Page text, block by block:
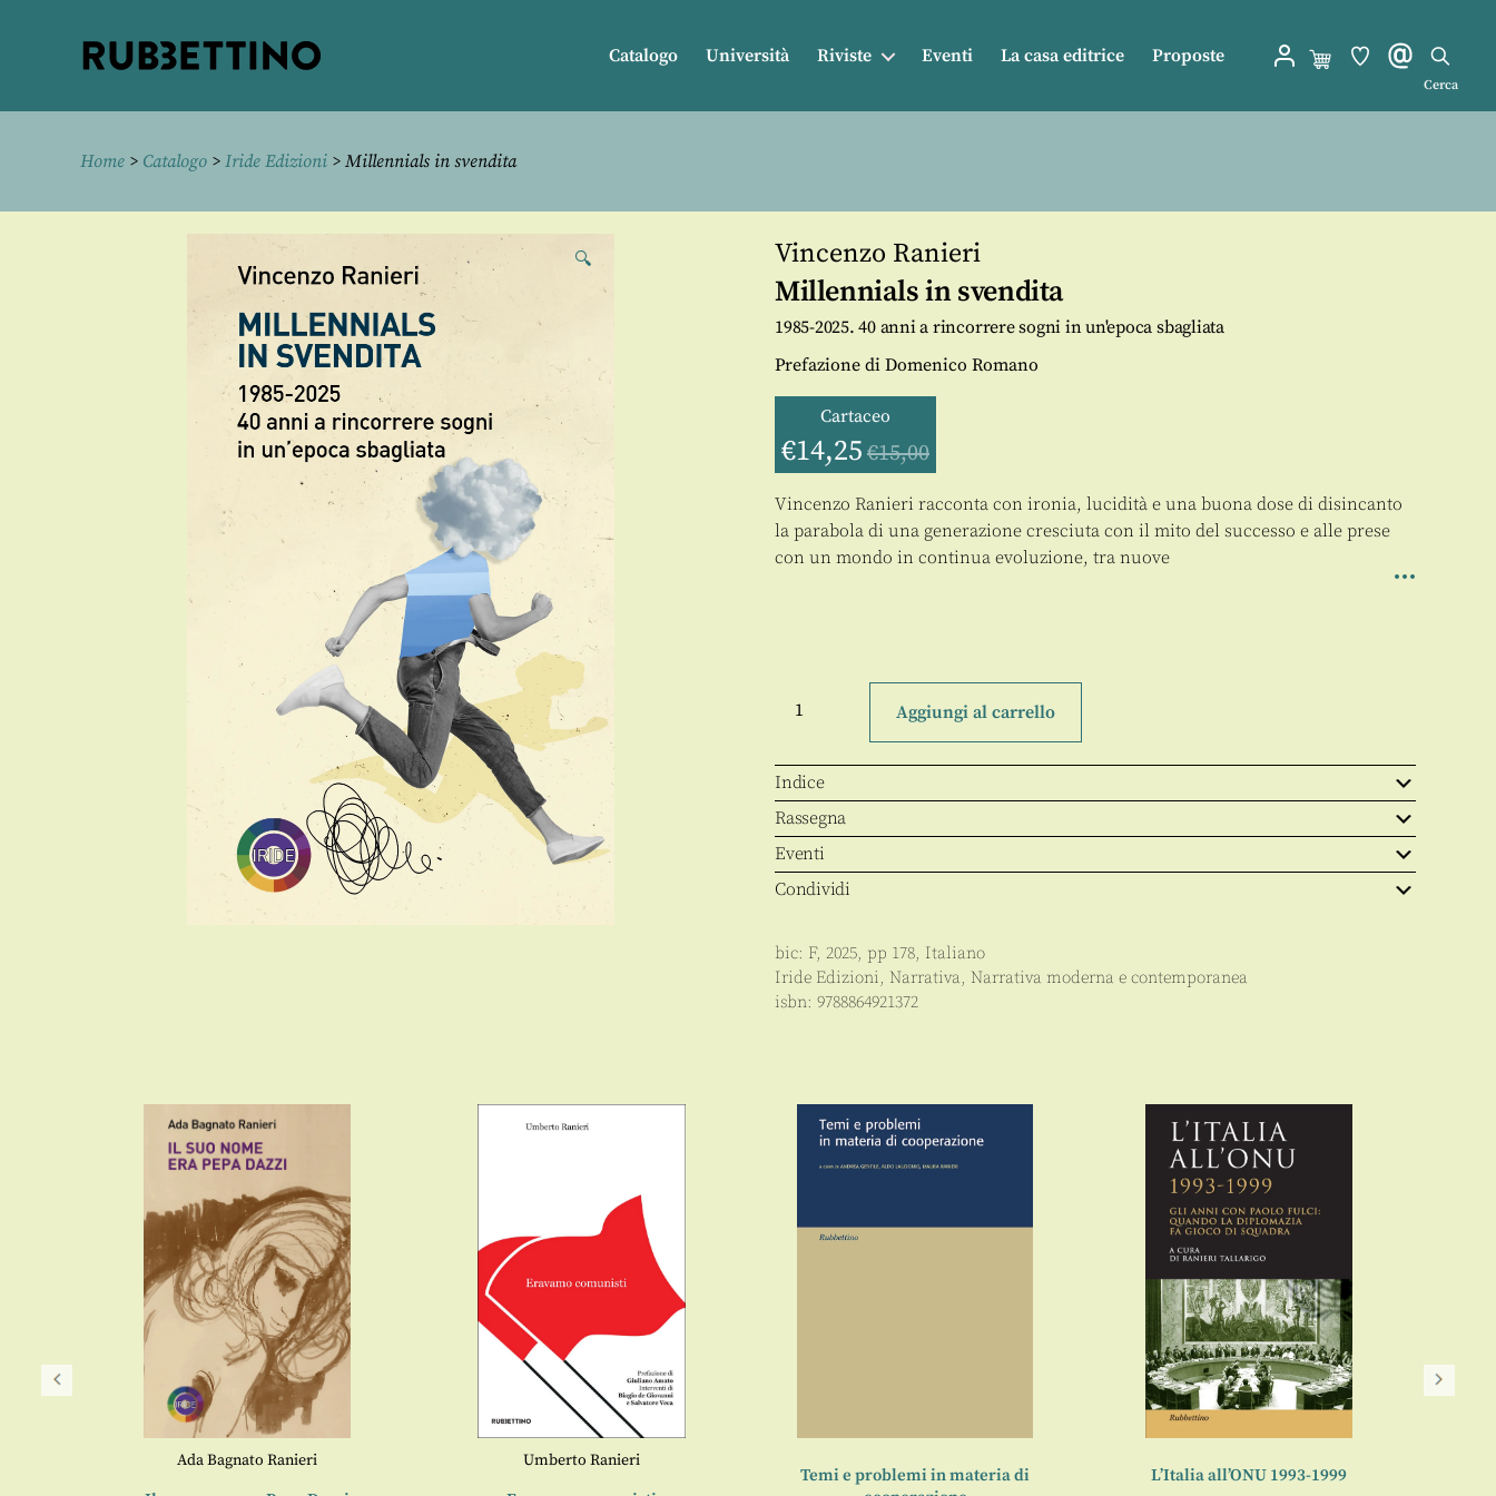
Catalogo Università Riviste Eventi La casa editrice Proposte
Cerca
Home > Catalogo > Iride Edizioni > Millennials in svendita
🔍 Vincenzo Ranieri
Millennials in svendita
1985-2025. 40 anni a rincorrere sogni in un'epoca sbagliata
Prefazione di Domenico Romano
Cartaceo
€14,25 €15,00
Vincenzo Ranieri racconta con ironia, lucidità e una buona dose di disincanto
la parabola di una generazione cresciuta con il mito del successo e alle prese
con un mondo in continua evoluzione, tra nuove
Aggiungi al carrello
Indice
Rassegna
Eventi
Condividi
bic: F, 2025, pp 178, Italiano
Iride Edizioni, Narrativa, Narrativa moderna e contemporanea
isbn: 9788864921372
Ada Bagnato Ranieri Umberto Ranieri
Temi e problemi in materia di
L’Italia all’ONU 1993-1999